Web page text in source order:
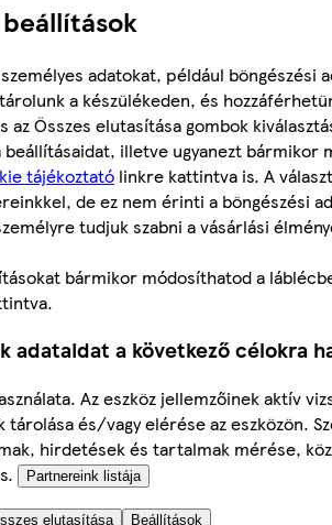
adatokat, például böngészési
a készülékeden, és
az Összes elutasítása gombok
beállításaidat, illetve ugyanezt bármikor
tájékoztató linkre kattintva is. A
de ez nem érinti a böngészési
tudjuk szabni a vásárlási
bármikor módosíthatod a
adataidat a következő célokra
Az eszköz jellemzőinek aktív
és/vagy elérése az eszközön.
hirdetések és tartalmak mérése,
Partnereink listája
elutasítása Beállítások